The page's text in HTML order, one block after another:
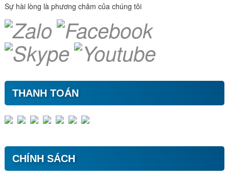
Sự hài lòng là phương châm của chúng tôi
THANH TOÁN
CHÍNH SÁCH